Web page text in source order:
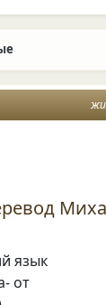
язык
от